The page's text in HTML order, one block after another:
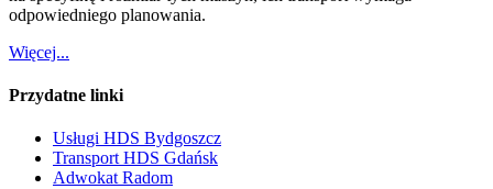
odpowiedniego planowania.
Więcej...
Przydatne linki
Usługi HDS Bydgoszcz
Transport HDS Gdańsk
Adwokat Radom